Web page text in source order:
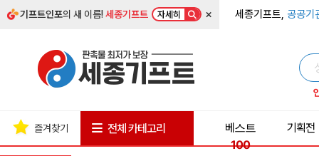
기프트인포의 새 이름!세종기프트 자세히 × 세종기프트, 공공기
즐겨찾기 전체 카테고리
베스트
100
기획전